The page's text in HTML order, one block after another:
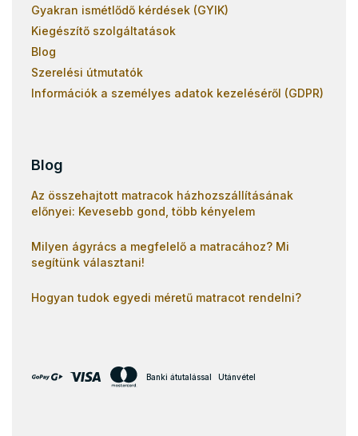
Gyakran ismétlődő kérdések (GYIK)
Kiegészítő szolgáltatások
Blog
Szerelési útmutatók
Információk a személyes adatok kezeléséről (GDPR)
Blog
Az összehajtott matracok házhozszállításának
előnyei: Kevesebb gond, több kényelem
Milyen ágyrács a megfelelő a matracához? Mi
segítünk választani!
Hogyan tudok egyedi méretű matracot rendelni?
Banki átutalással Utánvétel